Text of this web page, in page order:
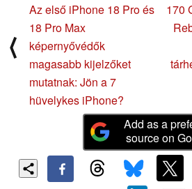
⟨
Az első iPhone 18 Pro és
18 Pro Max
képernyővédők
magasabb kijelzőket
mutatnak: Jön a 7
hüvelykes iPhone?
170
Add as a
source on